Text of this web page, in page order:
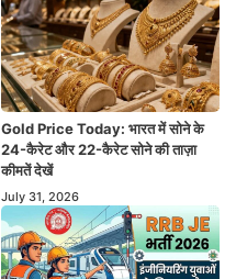
Gold Price Today: भारत में सोने के
24-कैरेट और 22-कैरेट सोने की ताज़ा
कीमतें देखें
July 31, 2026